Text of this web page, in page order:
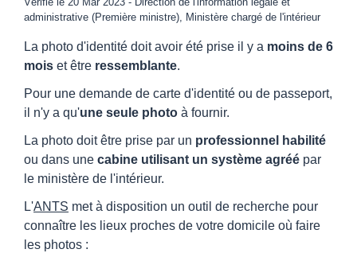
administrative (Première ministre), Ministère chargé de l'intérieur
La photo d'identité doit avoir été prise il y a moins de 6
mois et être ressemblante.
Pour une demande de carte d'identité ou de passeport,
il n'y a qu'une seule photo à fournir.
La photo doit être prise par un professionnel habilité
ou dans une cabine utilisant un système agréé par
le ministère de l'intérieur.
L'ANTS met à disposition un outil de recherche pour
connaître les lieux proches de votre domicile où faire
les photos :